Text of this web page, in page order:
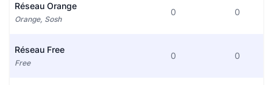
Réseau Orange
Orange, Sosh
0 0
Réseau Free
Free
0 0